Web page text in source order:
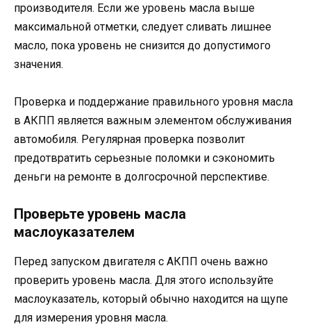
производителя. Если же уровень масла выше
максимальной отметки, следует сливать лишнее
масло, пока уровень не снизится до допустимого
значения.
Проверка и поддержание правильного уровня масла
в АКПП является важным элементом обслуживания
автомобиля. Регулярная проверка позволит
предотвратить серьезные поломки и сэкономить
деньги на ремонте в долгосрочной перспективе.
Проверьте уровень масла
маслоуказателем
Перед запуском двигателя с АКПП очень важно
проверить уровень масла. Для этого используйте
маслоуказатель, который обычно находится на щупе
для измерения уровня масла.